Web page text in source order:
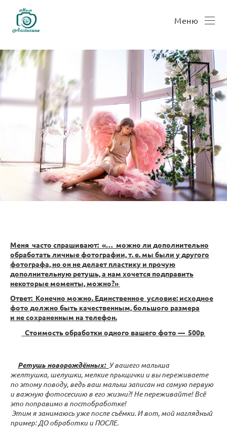
Меню
Меня часто спрашивают: «… можно ли дополнительно
обработать личные фотографии, т. е. мы были у другого
фотографа, но он не делает пластику и прочую
дополнительную ретушь, а нам хочется подправить
некоторые моменты, можно?»
Ответ: Конечно можно. Единственное условие: исходное
фото должно быть качественным, большого размера
и не сохраненным на телефон.
Стоимость обработки одного вашего фото — 500р
Ретушь новорождённых: У вашего малыша
желтушка, шелушки, мелкие прыщички и вы переживаете
по этому поводу, ведь ваш малыш записан на самую первую
и важную фотосесиию в его жизни?! Не переживайте! Всё
это поправимо в постобработке!
Этим я занимаюсь уже после съёмки. И вот, мой наглядный
пример: ДО обработки и ПОСЛЕ.